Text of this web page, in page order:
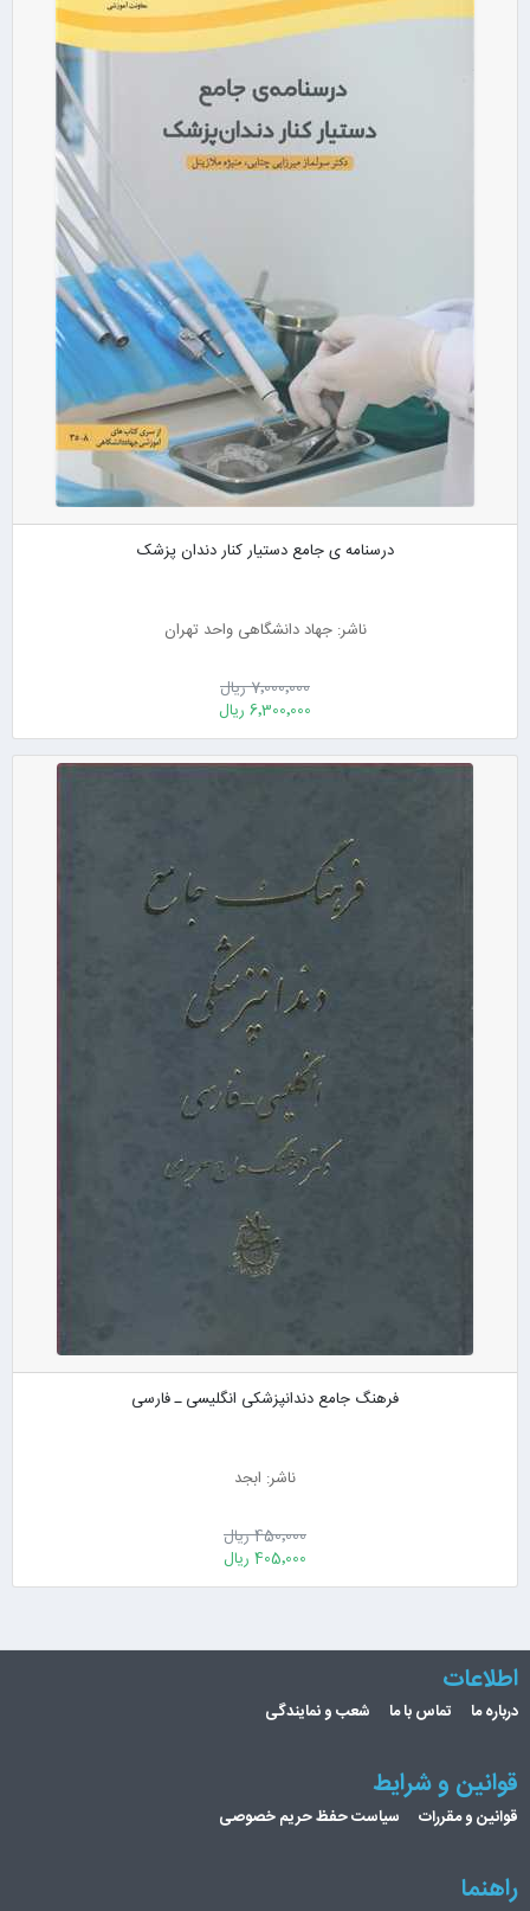
درسنامه ی جامع دستیار کنار دندان پزشک
ناشر: جهاد دانشگاهی واحد تهران
7٬000٬000 ریال
6٬300٬000 ریال
فرهنگ جامع دندانپزشکی انگلیسی ـ فارسی
ناشر: ابجد
450٬000 ریال
405٬000 ریال
اطلاعات
درباره ما تماس با ما شعب و نمایندگی
قوانین و شرایط
قوانین و مقررات سیاست حفظ حریم خصوصی
راهنما